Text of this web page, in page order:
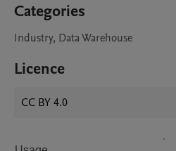
Categories
Industry, Data Warehouse
Licence
CC BY 4.0